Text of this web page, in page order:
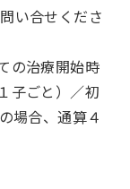
い合せくださ
の治療開始時
子ごと）／初
場合、通算４